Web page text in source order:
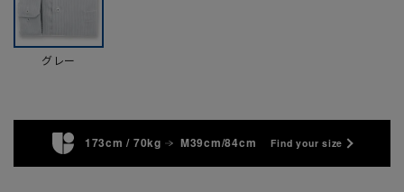
グレー
173cm / 70kg M39cm/84cm Find your size